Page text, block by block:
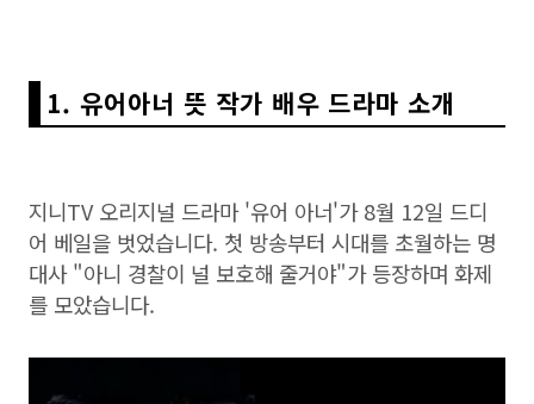
1. 유어아너 뜻 작가 배우 드라마 소개
지니TV 오리지널 드라마 '유어 아너'가 8월 12일 드디
어 베일을 벗었습니다. 첫 방송부터 시대를 초월하는 명
대사 "아니 경찰이 널 보호해 줄거야"가 등장하며 화제
를 모았습니다.